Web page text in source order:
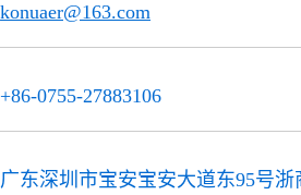
konuaer@163.com
+86-0755-27883106
广东深圳市宝安宝安大道东95号浙